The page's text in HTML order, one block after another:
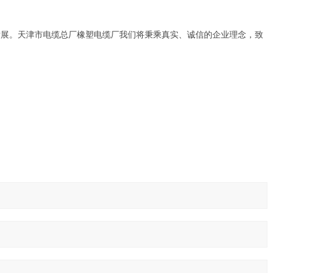
。天津市电缆总厂橡塑电缆厂我们将秉乘真实、诚信的企业理念，致